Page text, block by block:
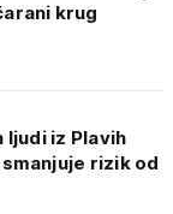
krug
iz Plavih
rizik od